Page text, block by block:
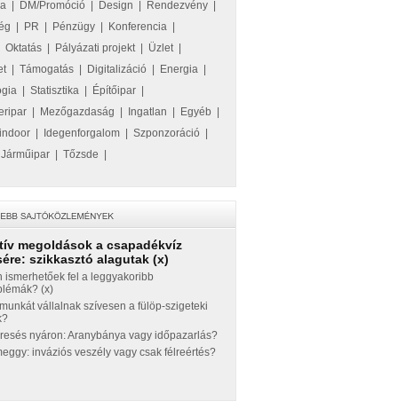
DM/Promóció Design Rendezvény
PR Pénzügy Konferencia
Oktatás Pályázati projekt| Üzlet|
| Támogatás Digitalizáció Energia
Statisztika Építőipar
Mezőgazdaság Ingatlan Egyéb
Idegenforgalom Szponzoráció
Járműipar Tőzsde
megoldások a csapadékvíz
szikkasztó alagutak (x)
ismerhetőek fel a leggyakoribb
(x)
vállalnak szívesen a fülöp-szigeteki
nyáron: Aranybánya vagy időpazarlás?
inváziós veszély vagy csak félreértés?